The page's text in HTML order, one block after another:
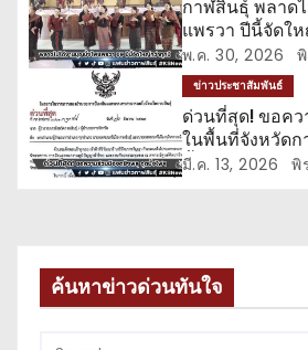
ง
กาฬสินธุ์ พลาด
แพรวา ปีนี้จัดใ
พ.ค. 30, 2026
ข่าวประชาสัมพันธ์
ด่วนที่สุด! ขอค
ในพื้นที่จังหวัดก
บั้งไฟ ปล่อยโค
มี.ค. 13, 2026 พิ
ค้นหาข่าวด่วนทันใจ